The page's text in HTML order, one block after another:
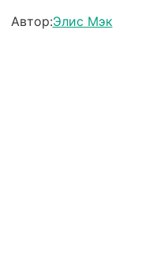
Автор:Элис Мэк